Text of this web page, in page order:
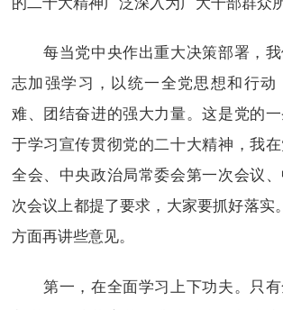
每当党中央作出重大决策部署，我
志加强学习，以统一全党思想和行动
难、团结奋进的强大力量。这是党的
于学习宣传贯彻党的二十大精神，我
全会、中央政治局常委会第一次会议
次会议上都提了要求，大家要抓好落实
方面再讲些意见。
第一，在全面学习上下功夫。只有